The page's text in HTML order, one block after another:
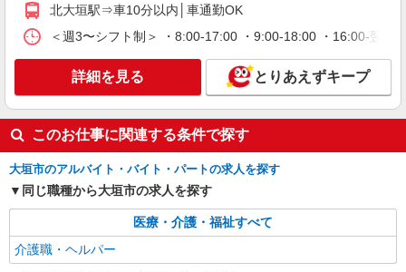
派遣社員
株式会社kotrio /●NG-H-1614103
垣駅近く
時給1500円〜2125円 ＜日払い有/週払い有/交
大垣市
詳細を見る
派遣社員
北大垣駅⇒車10分以内│車通勤OK
＜週3〜シフト制＞ ・8:00-17:00 ・9:00-18:00 ・16:00-
詳細を見る とりあえずキープ
このお仕事に関連する条件で探す
大垣市のアルバイト・バイト・パートの求人を探す
同じ職種から大垣市の求人を探す
医療・介護・福祉すべて
介護職・ヘルパー